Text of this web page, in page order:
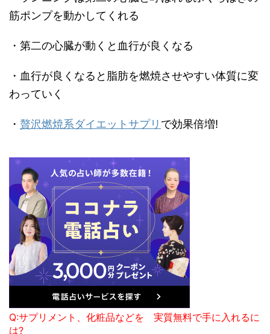
筋ポンプを動かしてくれる
・第二の心臓が動くと血行が良くなる
・血行が良くなると脂肪を燃焼させやすい体質に変
わっていく
・ 贅沢燃焼系ダイエットサプリ で効果倍増!
Q:サプリメント、化粧品などを 実質無料で手に入れるに
は?